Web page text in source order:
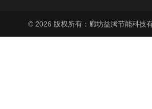
© 2026 版权所有：廊坊益腾节能科